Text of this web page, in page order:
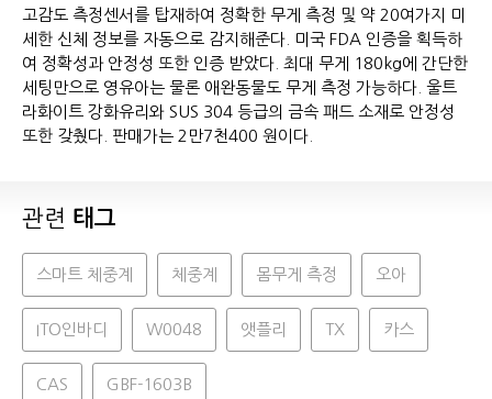
고감도 측정센서를 탑재하여 정확한 무게 측정 및 약 20여가지 미
세한 신체 정보를 자동으로 감지해준다. 미국 FDA 인증을 획득하
여 정확성과 안정성 또한 인증 받았다. 최대 무게 180kg에 간단한
세팅만으로 영유아는 물론 애완동물도 무게 측정 가능하다. 울트
라화이트 강화유리와 SUS 304 등급의 금속 패드 소재로 안정성
또한 갖췄다. 판매가는 2만7천400 원이다.
관련 태그
스마트 체중계 체중계 몸무게 측정 오아
ITO인바디 W0048 앳플리 TX 카스
CAS GBF-1603B